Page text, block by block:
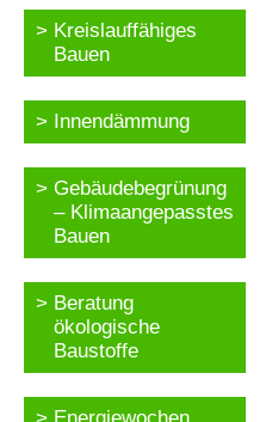
Kreislauffähiges
Bauen
Innendämmung
Gebäudebegrünung
– Klimaangepasstes
Bauen
Beratung
ökologische
Baustoffe